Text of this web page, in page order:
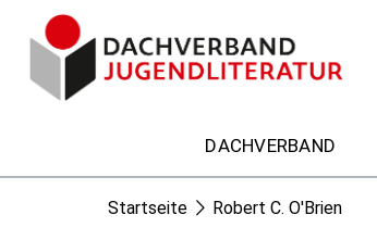
DACHVERBAND
Startseite Robert C. O'Brien